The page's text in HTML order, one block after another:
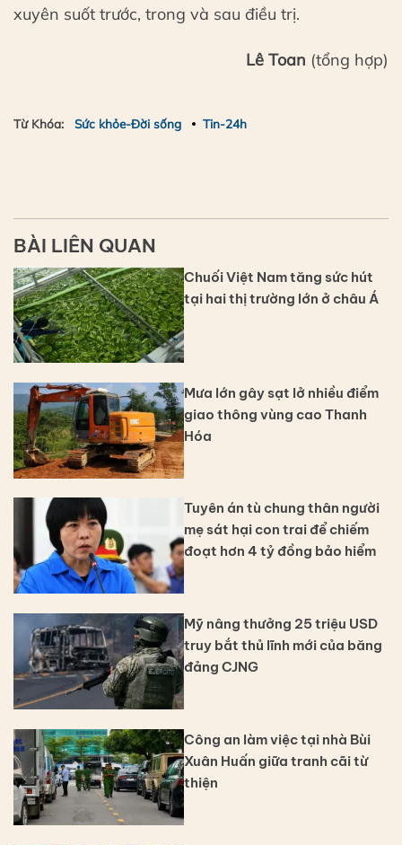
xuyên suốt trước, trong và sau điều trị.
Lê Toan (tổng hợp)
Từ Khóa: Sức khỏe-Đời sống Tin-24h
BÀI LIÊN QUAN
Chuối Việt Nam tăng sức hút
tại hai thị trường lớn ở châu Á
Mưa lớn gây sạt lở nhiều điểm
giao thông vùng cao Thanh
Hóa
Tuyên án tù chung thân người
mẹ sát hại con trai để chiếm
đoạt hơn 4 tỷ đồng bảo hiểm
Mỹ nâng thưởng 25 triệu USD
truy bắt thủ lĩnh mới của băng
đảng CJNG
Công an làm việc tại nhà Bùi
Xuân Huấn giữa tranh cãi từ
thiện